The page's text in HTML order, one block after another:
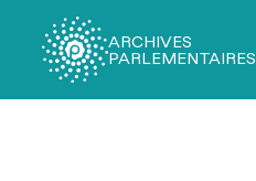
ARCHIVES
PARLEMENTAIRES